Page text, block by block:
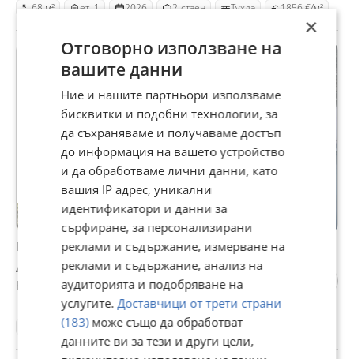
68 м² ет. 1 2026 2-стаен Тухла 1856 €/м²
Продава 3-СТАЕН, гр. София, Иван Вазов
449 500 €
Не се начислява ДДС
гр. София, Иван Вазов, днес, 10:01
ет. 5 1970 3-стаен Тухла
×
Отговорно използване на
вашите данни
Ние и нашите партньори използваме
бисквитки и подобни технологии, за
да съхраняваме и получаваме достъп
до информация на вашето устройство
и да обработваме лични данни, като
вашия IP адрес, уникални
идентификатори и данни за
сърфиране, за персонализирани
реклами и съдържание, измерване на
реклами и съдържание, анализ на
аудиторията и подобряване на
услугите.Доставчици от трети страни
(183)може също да обработват
данните ви за тези и други цели,